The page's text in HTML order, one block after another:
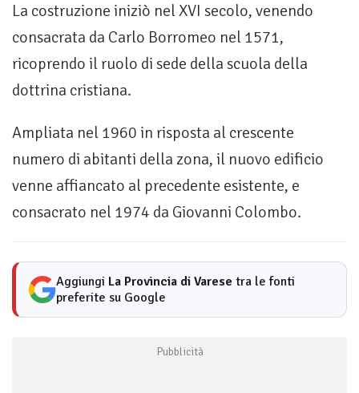
La costruzione iniziò nel XVI secolo, venendo
consacrata da Carlo Borromeo nel 1571,
ricoprendo il ruolo di sede della scuola della
dottrina cristiana.
Ampliata nel 1960 in risposta al crescente
numero di abitanti della zona, il nuovo edificio
venne affiancato al precedente esistente, e
consacrato nel 1974 da Giovanni Colombo.
Aggiungi La Provincia di Varese tra le fonti
preferite su Google